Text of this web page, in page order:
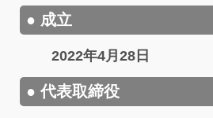
● 成立
2022年4月28日
● 代表取締役